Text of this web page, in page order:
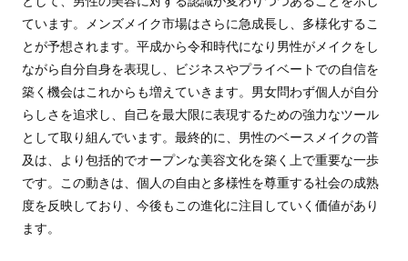
ています。メンズメイク市場はさらに急成長し、多様化するこ
とが予想されます。平成から令和時代になり男性がメイクをし
ながら自分自身を表現し、ビジネスやプライベートでの自信を
築く機会はこれからも増えていきます。男女問わず個人が自分
らしさを追求し、自己を最大限に表現するための強力なツール
として取り組んでいます。最終的に、男性のベースメイクの普
及は、より包括的でオープンな美容文化を築く上で重要な一歩
です。この動きは、個人の自由と多様性を尊重する社会の成熟
度を反映しており、今後もこの進化に注目していく価値があり
ます。